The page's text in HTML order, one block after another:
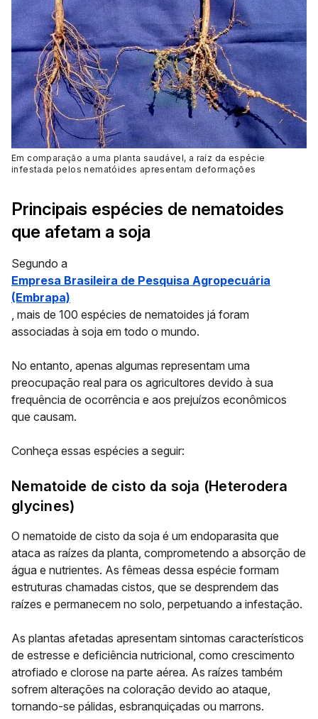
Em comparação a uma planta saudável, a raíz da espécie
infestada pelos nematóides apresentam deformações
Principais espécies de nematoides
que afetam a soja
Segundo a
Empresa Brasileira de Pesquisa Agropecuária
(Embrapa)
, mais de 100 espécies de nematoides já foram
associadas à soja em todo o mundo.
No entanto, apenas algumas representam uma
preocupação real para os agricultores devido à sua
frequência de ocorrência e aos prejuízos econômicos
que causam.
Conheça essas espécies a seguir:
Nematoide de cisto da soja (Heterodera
glycines)
O nematoide de cisto da soja é um endoparasita que
ataca as raízes da planta, comprometendo a absorção de
água e nutrientes. As fêmeas dessa espécie formam
estruturas chamadas cistos, que se desprendem das
raízes e permanecem no solo, perpetuando a infestação.
As plantas afetadas apresentam sintomas característicos
de estresse e deficiência nutricional, como crescimento
atrofiado e clorose na parte aérea. As raízes também
sofrem alterações na coloração devido ao ataque,
tornando-se pálidas, esbranquiçadas ou marrons.